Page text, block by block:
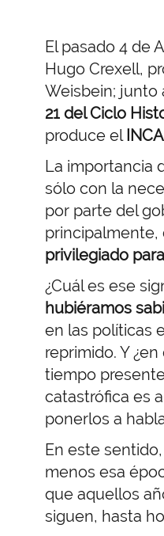
El pasado 4 de
Hugo Crexell,
Weisbein;
21 del Ciclo
produce el
La importancia
sólo con la
por parte del
principalmente,
privilegiado
¿Cuál es ese
hubiéramos
en las políticas
reprimido. Y
tiempo
catastrófica es
ponerlos a
En este
menos esa
que aquellos
siguen, hasta